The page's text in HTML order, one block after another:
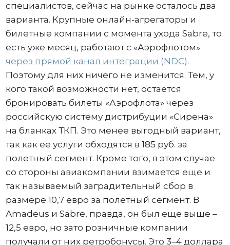
специалистов, сейчас на рынке осталось два
варианта. Крупные онлайн-агрегаторы и
билетные компании c момента ухода Sabre, то
есть уже месяц, работают с «Аэрофлотом»
через прямой канал интеграции (NDC).
Поэтому для них ничего не изменится. Тем, у
кого такой возможности нет, остается
бронировать билеты «Аэрофлота» через
российскую систему дистрибуции «Сирена»
на бланках ТКП. Это менее выгодный вариант,
так как ее услуги обходятся в 185 руб. за
полетный сегмент. Кроме того, в этом случае
со стороны авиакомпании взимается еще и
так называемый заградительный сбор в
размере 10,7 евро за полетный сегмент. В
Amadeus и Sabre, правда, он был еще выше –
12,5 евро, но зато розничные компании
получали от них ретробонусы. Это 3–4 доллара